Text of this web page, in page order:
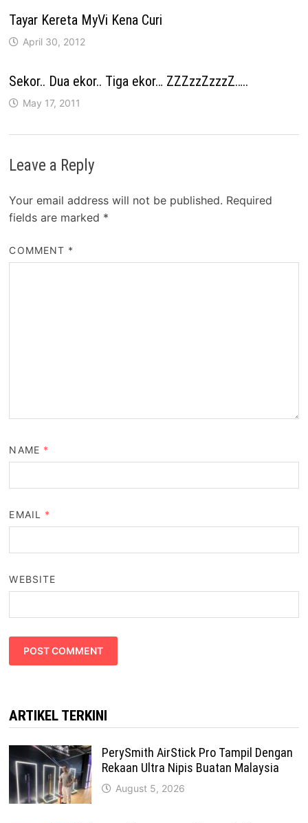
Tayar Kereta MyVi Kena Curi
April 30, 2012
Sekor.. Dua ekor.. Tiga ekor… ZZZzzZzzzZ…..
May 17, 2011
Leave a Reply
Your email address will not be published. Required
fields are marked *
COMMENT *
NAME *
EMAIL *
WEBSITE
ARTIKEL TERKINI
PerySmith AirStick Pro Tampil Dengan
Rekaan Ultra Nipis Buatan Malaysia
August 5, 2026